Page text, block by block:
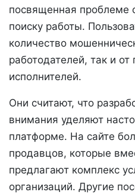
посвященная проблеме
поиску работы.
количество
работодателей, так и
исполнителей.
Они считают, что
внимания уделяют
платформе. На сайте
продавцов, которые
предлагают комплекс
организаций. Другие